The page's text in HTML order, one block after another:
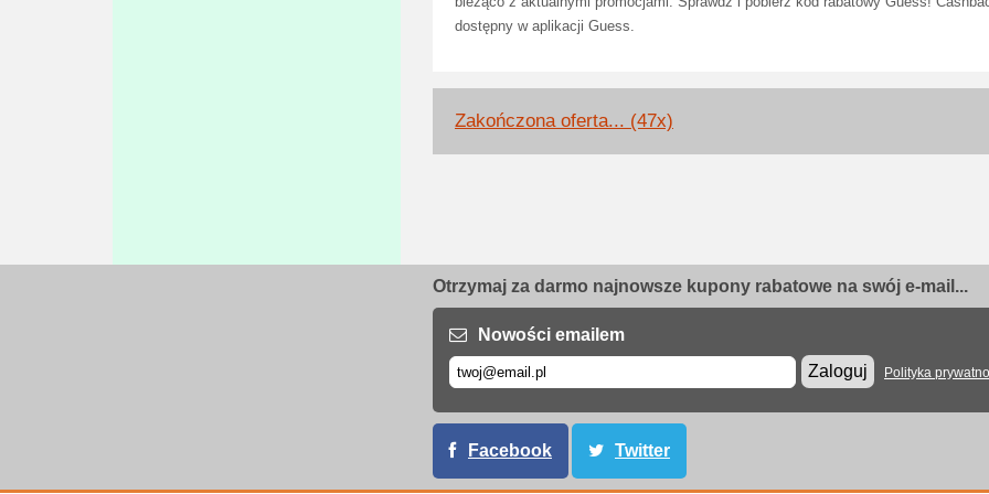
dostępny w aplikacji Guess.
Zakończona oferta... (47x)
Otrzymaj za darmo najnowsze kupony rabatowe na swój e-mail...
Nowości emailem
Zaloguj
Polityka
Facebook Twitter